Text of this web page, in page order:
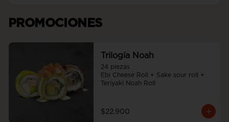
PROMOCIONES
Trilogía Noah
24 piezas
Ebi Cheese Roll + Sake sour roll +
Teriyaki Noah Roll
$22.900